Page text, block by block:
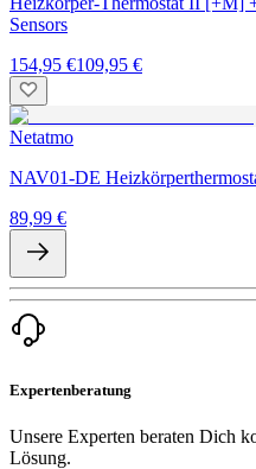
Sensors
154,95 €109,95 €
Netatmo
NAV01-DE
89,99 €
Expertenberatung
Unsere Experten beraten Dich
Lösung.